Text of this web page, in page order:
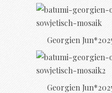
Georgien
Georgien